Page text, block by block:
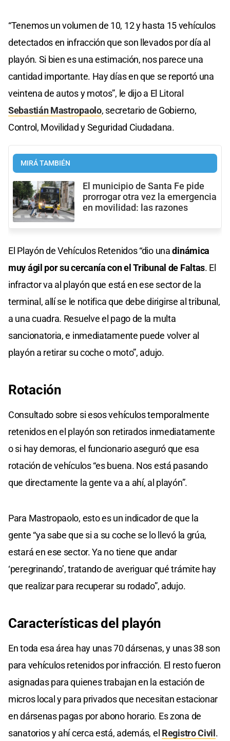
“Tenemos un volumen de 10, 12 y hasta 15 vehículos
detectados en infracción que son llevados por día al
playón. Si bien es una estimación, nos parece una
cantidad importante. Hay días en que se reportó una
veintena de autos y motos”, le dijo a El Litoral
Sebastián Mastropaolo, secretario de Gobierno,
Control, Movilidad y Seguridad Ciudadana.
MIRÁ TAMBIÉN
El municipio de Santa Fe pide
prorrogar otra vez la emergencia
en movilidad: las razones
El Playón de Vehículos Retenidos “dio unadinámica
muy ágil por su cercanía con el Tribunal de Faltas. El
infractor va al playón que está en ese sector de la
terminal, allí se le notifica que debe dirigirse al tribunal,
a una cuadra. Resuelve el pago de la multa
sancionatoria, e inmediatamente puede volver al
playón a retirar su coche o moto”, adujo.
Rotación
Consultado sobre si esos vehículos temporalmente
retenidos en el playón son retirados inmediatamente
o si hay demoras, el funcionario aseguró que esa
rotación de vehículos “es buena. Nos está pasando
que directamente la gente va a ahí, al playón”.
Para Mastropaolo, esto es un indicador de que la
gente “ya sabe que si a su coche se lo llevó la grúa,
estará en ese sector. Ya no tiene que andar
‘peregrinando’, tratando de averiguar qué trámite hay
que realizar para recuperar su rodado”, adujo.
Características del playón
En toda esa área hay unas 70 dársenas, y unas 38 son
para vehículos retenidos por infracción. El resto fueron
asignadas para quienes trabajan en la estación de
micros local y para privados que necesitan estacionar
en dársenas pagas por abono horario. Es zona de
sanatorios y ahí cerca está, además, el Registro Civil .